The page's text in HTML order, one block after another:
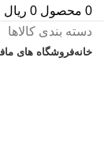
0 محصول 0 ریال
دسته بندی کالاها
خانهفروشگاه های ما